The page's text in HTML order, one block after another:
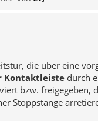
die über eine
Kontaktleiste durch
bzw. freigegeben,
Stoppstange